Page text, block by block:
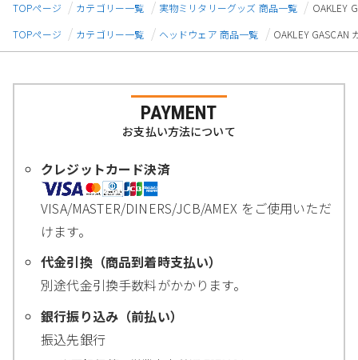
TOPページ
カテゴリー一覧 実物ミリタリーグッズ 商品一覧
OAKLEY
TOPページ
カテゴリー一覧 ヘッドウェア 商品一覧 OAKLEY GASCAN
PAYMENT
お支払い方法について
クレジットカード決済
VISA/MASTER/DINERS/JCB/AMEX をご使用いただ
けます。
代金引換（商品到着時支払い）
別途代金引換手数料がかかります。
銀行振り込み（前払い）
振込先銀行